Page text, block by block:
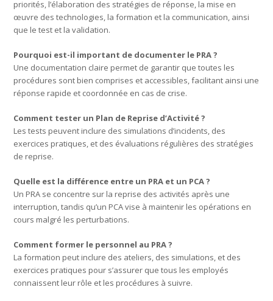
priorités, l’élaboration des stratégies de réponse, la mise en
œuvre des technologies, la formation et la communication, ainsi
que le test et la validation.
Pourquoi est-il important de documenter le PRA ?
Une documentation claire permet de garantir que toutes les
procédures sont bien comprises et accessibles, facilitant ainsi une
réponse rapide et coordonnée en cas de crise.
Comment tester un Plan de Reprise d’Activité ?
Les tests peuvent inclure des simulations d’incidents, des
exercices pratiques, et des évaluations régulières des stratégies
de reprise.
Quelle est la différence entre un PRA et un PCA ?
Un PRA se concentre sur la reprise des activités après une
interruption, tandis qu’un PCA vise à maintenir les opérations en
cours malgré les perturbations.
Comment former le personnel au PRA ?
La formation peut inclure des ateliers, des simulations, et des
exercices pratiques pour s’assurer que tous les employés
connaissent leur rôle et les procédures à suivre.